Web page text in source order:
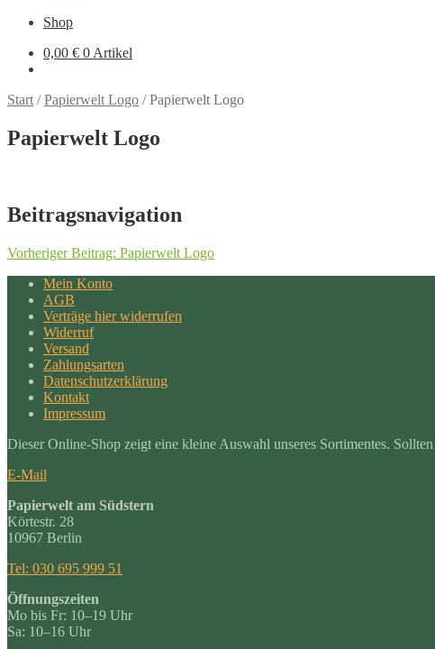
Shop
0,00 € 0 Artikel
Start /Papierwelt Logo /Papierwelt Logo
Papierwelt Logo
Beitragsnavigation
Vorheriger Beitrag: Papierwelt Logo
Mein Konto
AGB
Verträge hier widerrufen
Widerruf
Versand
Zahlungsarten
Datenschutzerklärung
Kontakt
Impressum
Dieser Online-Shop zeigt eine kleine Auswahl unseres Sortimentes.
E-Mail
Papierwelt am Südstern
Körtestr. 28
10967 Berlin
Tel: 030 695 999 51
Öffnungszeiten
Mo bis Fr: 10–19 Uhr
Sa: 10–16 Uhr